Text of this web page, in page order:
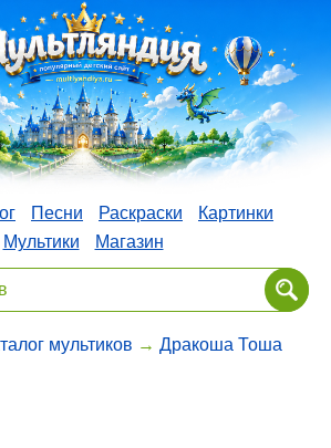
Песни Раскраски
Картинки
Мультики
Магазин
мультиков → Дракоша Тоша